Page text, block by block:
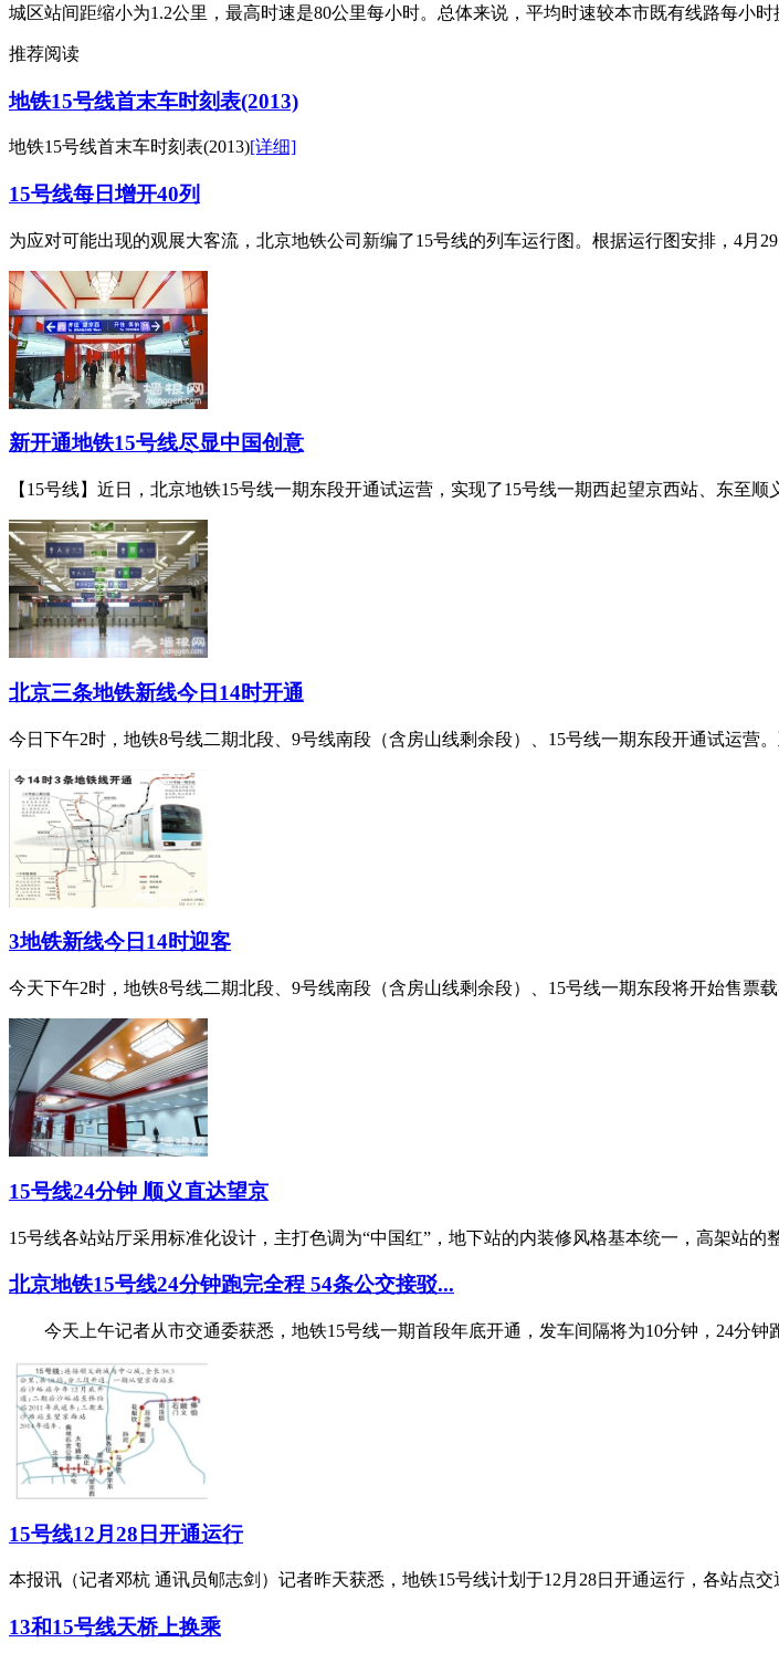
城区站间距缩小为1.2公里，最高时速是80公里每小时。总体来说，平均时速较本市既有线路每小
推荐阅读
地铁15号线首末车时刻表(2013)
地铁15号线首末车时刻表(2013)[详细]
15号线每日增开40列
为应对可能出现的观展大客流，北京地铁公司新编了15号线的列车运行图。根据运行图安排，4月
新开通地铁15号线尽显中国创意
【15号线】近日，北京地铁15号线一期东段开通试运营，实现了15号线一期西起望京西站、东至
北京三条地铁新线今日14时开通
今日下午2时，地铁8号线二期北段、9号线南段（含房山线剩余段）、15号线一期东段开通试运营
3地铁新线今日14时迎客
今天下午2时，地铁8号线二期北段、9号线南段（含房山线剩余段）、15号线一期东段将开始售
15号线24分钟 顺义直达望京
15号线各站站厅采用标准化设计，主打色调为“中国红”，地下站的内装修风格基本统一，高架
北京地铁15号线24分钟跑完全程 54条公交接驳...
今天上午记者从市交通委获悉，地铁15号线一期首段年底开通，发车间隔将为10分钟，24分钟
15号线12月28日开通运行
本报讯（记者邓杭 通讯员郇志剑）记者昨天获悉，地铁15号线计划于12月28日开通运行，各站点
13和15号线天桥上换乘